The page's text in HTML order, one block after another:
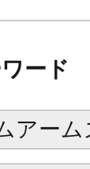
弊社
生産で
ード
アー